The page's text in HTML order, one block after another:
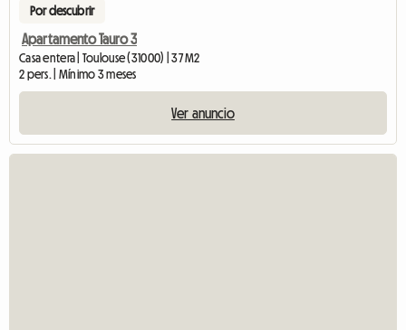
Por descubrir
Apartamento Tauro 3
Casa entera | Toulouse (31000) | 37 M2
2 pers. | Mínimo 3 meses
Ver anuncio